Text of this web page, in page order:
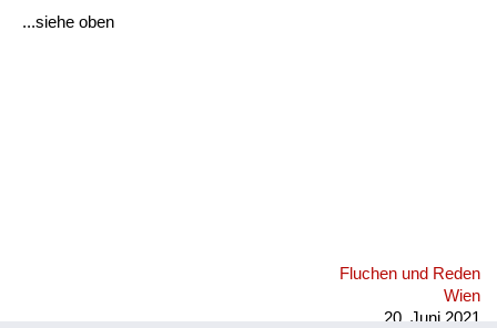
...siehe oben
Fluchen und Reden
Wien
20. Juni 2021